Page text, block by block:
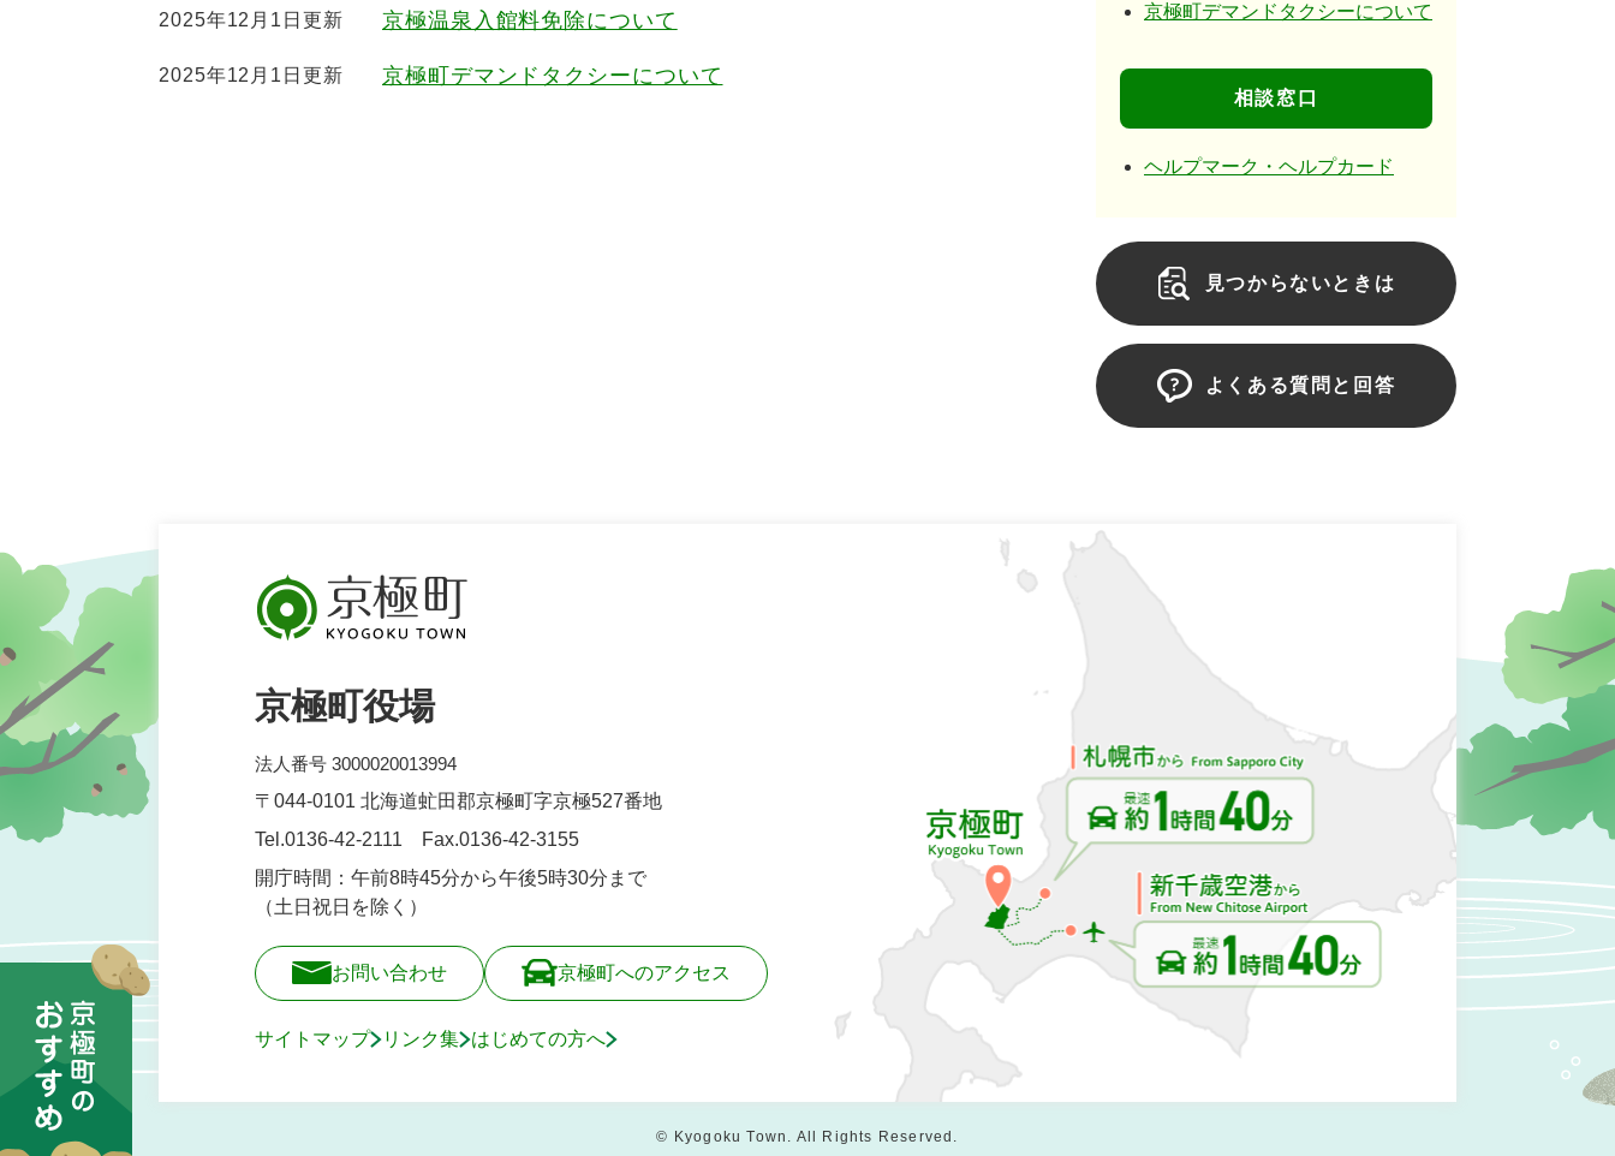
2025年12月1日更新 京極温泉入館料免除について
2025年12月1日更新 京極町デマンドタクシーについて
京極町デマンドタクシーについて
相談窓口
ヘルプマーク・ヘルプカード
見つからないときは
よくある質問と回答
京極町役場
法人番号 3000020013994
〒044-0101 北海道虻田郡京極町字京極527番地
Tel.0136-42-2111 Fax.0136-42-3155
開庁時間：午前8時45分から午後5時30分まで
（土日祝日を除く）
お問い合わせ 京極町へのアクセス
サイトマップ リンク集 はじめての方へ
© Kyogoku Town. All Rights Reserved.